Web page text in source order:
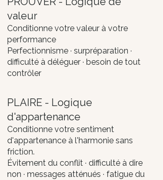
valeur
Conditionne votre valeur à votre
performance
Perfectionnisme · surpréparation ·
difficulté à déléguer · besoin de tout
contrôler
PLAIRE - Logique
d'appartenance
Conditionne votre sentiment
d'appartenance à l'harmonie sans
friction.
Évitement du conflit · difficulté à dire
non · messages atténués · fatigue du